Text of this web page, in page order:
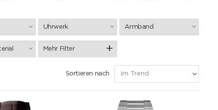
Anforderungen erfüllen.
und abschliessend geprüft werden. Mindestens die Hälfte
Uhrwerks in das Gehäuse, sowie die finale Qualitätskontrolle
verstärkt und die Anforderungen an die Wertschöpfung in der
Uhrwerk Armband
Mehr Filter
Sortieren nach